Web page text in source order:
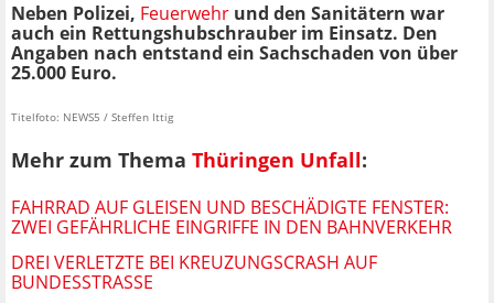
Neben Polizei, Feuerwehr und den Sanitätern war
auch ein Rettungshubschrauber im Einsatz. Den
Angaben nach entstand ein Sachschaden von über
25.000 Euro.
Titelfoto: NEWS5 / Steffen Ittig
Mehr zum Thema Thüringen Unfall:
FAHRRAD AUF GLEISEN UND BESCHÄDIGTE FENSTER:
ZWEI GEFÄHRLICHE EINGRIFFE IN DEN BAHNVERKEHR
DREI VERLETZTE BEI KREUZUNGSCRASH AUF
BUNDESSTRASSE